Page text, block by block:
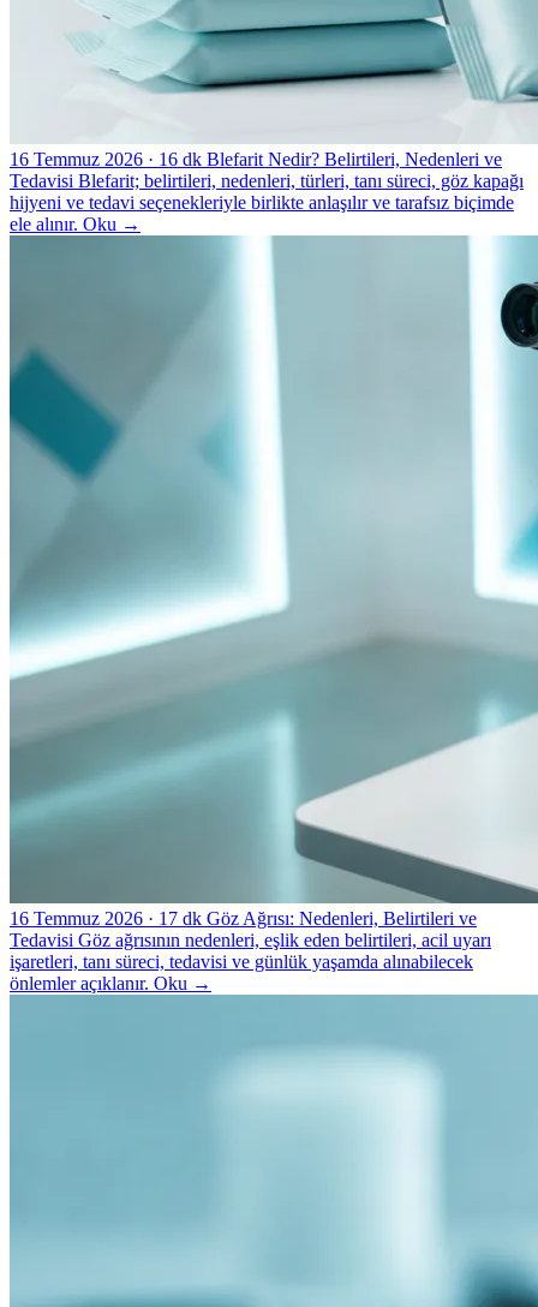
16 Temmuz 2026 · 16 dk Blefarit Nedir? Belirtileri, Nedenleri ve
Tedavisi Blefarit; belirtileri, nedenleri, türleri, tanı süreci, göz kapağı
hijyeni ve tedavi seçenekleriyle birlikte anlaşılır ve tarafsız biçimde
ele alınır. Oku →
16 Temmuz 2026 · 17 dk Göz Ağrısı: Nedenleri, Belirtileri ve
Tedavisi Göz ağrısının nedenleri, eşlik eden belirtileri, acil uyarı
işaretleri, tanı süreci, tedavisi ve günlük yaşamda alınabilecek
önlemler açıklanır. Oku →